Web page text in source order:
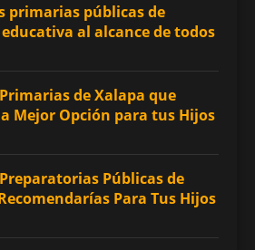
primarias públicas de
al alcance de todos
de Xalapa que
Mejor Opción para tus Hijos
Públicas de
Para Tus Hijos